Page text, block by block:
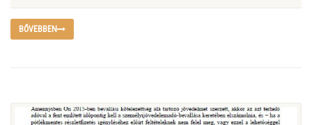
BŐVEBBEN